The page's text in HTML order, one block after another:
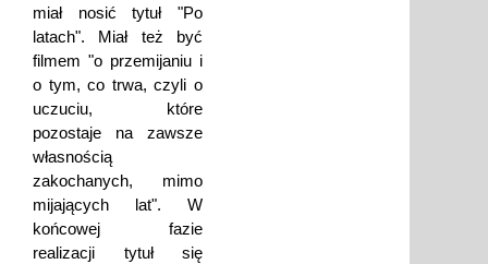
miał nosić tytuł "Po
latach". Miał też być
filmem "o przemijaniu i
o tym, co trwa, czyli o
uczuciu, które
pozostaje na zawsze
własnością
zakochanych, mimo
mijających lat". W
końcowej fazie
realizacji tytuł się